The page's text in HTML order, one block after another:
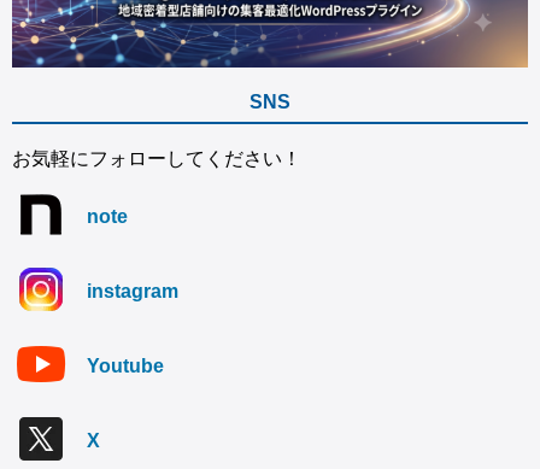
SNS
お気軽にフォローしてください！
note
instagram
Youtube
X